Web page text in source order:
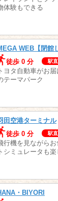
体験もできる
WEB【閉館
徒歩 0 分
駅直
トヨタ自動車がお
テーマパーク
田空港ターミナル
徒歩 0 分
駅直
行機を見ながら
トシミュレータも楽
・BIYORI